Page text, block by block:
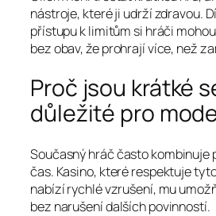
nástroje, které ji udrží zdravou.
přístupu k limitům si hráči
bez obav, že prohrají více, než
Proč jsou krátké
důležité pro
Současný hráč často kombinuje
čas. Kasino, které respektuje
nabízí rychlé vzrušení, mu
bez narušení dalších povinností.